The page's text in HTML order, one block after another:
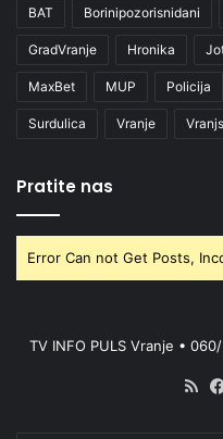
BAT Borinipozorisnidani
GradVranje Hronika
MaxBet MUP Policija
Surdulica Vranje
Pratite nas
Error Can not Get Posts,
TV INFO PULS Vranje •